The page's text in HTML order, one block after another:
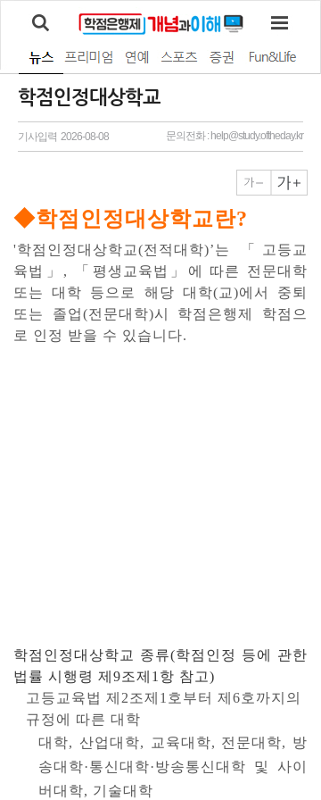
학점인정대상학교
기사입력 2026-08-08 문의전화 : help@study.oftheday.kr
◆학점인정대상학교란?
'학점인정대상학교(전적대학)’는 「고등교
육법」, 「평생교육법」에 따른 전문대학
또는 대학 등으로 해당 대학(교)에서 중퇴
또는 졸업(전문대학)시 학점은행제 학점으
로 인정 받을 수 있습니다.
학점인정대상학교 종류(학점인정 등에 관한
법률 시행령 제9조제1항 참고)
고등교육법 제2조제1호부터 제6호까지의
규정에 따른 대학
대학, 산업대학, 교육대학, 전문대학, 방
송대학·통신대학·방송통신대학 및 사이
버대학, 기술대학